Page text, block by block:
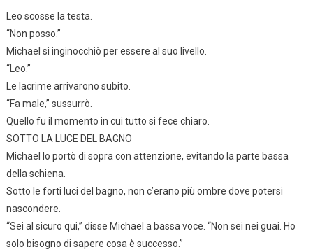
Leo scosse la testa.
“Non posso.”
Michael si inginocchiò per essere al suo livello.
“Leo.”
Le lacrime arrivarono subito.
“Fa male,” sussurrò.
Quello fu il momento in cui tutto si fece chiaro.
SOTTO LA LUCE DEL BAGNO
Michael lo portò di sopra con attenzione, evitando la parte bassa
della schiena.
Sotto le forti luci del bagno, non c’erano più ombre dove potersi
nascondere.
“Sei al sicuro qui,” disse Michael a bassa voce. “Non sei nei guai. Ho
solo bisogno di sapere cosa è successo.”